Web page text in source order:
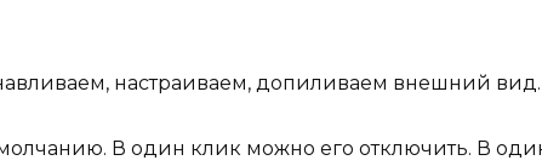
настраиваем, допиливаем внешний вид.
В один клик можно его отключить. В